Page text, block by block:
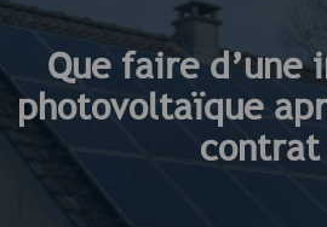
Que faire d’une
photovoltaïque
contrat